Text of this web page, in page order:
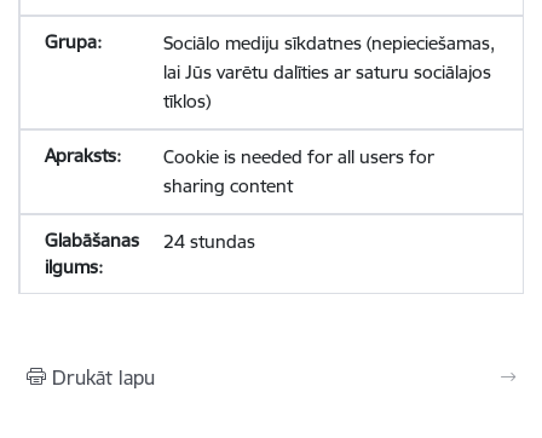
Sociālo mediju sīkdatnes (nepieciešamas,
lai Jūs varētu dalīties ar saturu sociālajos
tīklos)
Cookie is needed for all users for
sharing content
24 stundas
Drukāt lapu